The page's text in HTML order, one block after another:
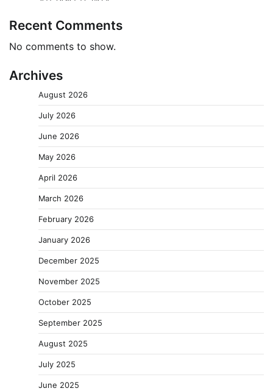
Recent Comments
No comments to show.
Archives
August 2026
July 2026
June 2026
May 2026
April 2026
March 2026
February 2026
January 2026
December 2025
November 2025
October 2025
September 2025
August 2025
July 2025
June 2025